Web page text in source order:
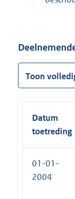
Toon
Datum
toetreding
01-01-
2004